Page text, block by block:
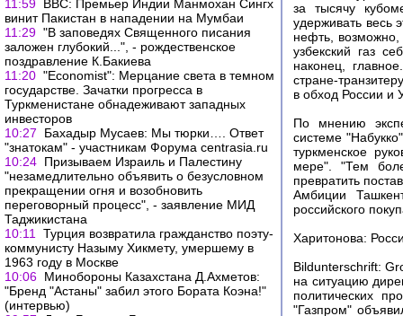
11:59 ВВС: Премьер Индии Манмохан Сингх
винит Пакистан в нападении на Мумбаи
11:29 "В заповедях Священного писания
заложен глубокий...", - рождественское
поздравление К.Бакиева
11:20 "Economist": Мерцание света в темном
государстве. Зачатки прогресса в
Туркменистане обнадеживают западных
инвесторов
10:27
Бахадыр Мусаев: Мы тюрки…. Ответ
"знатокам" - участникам Форума centrasia.ru
10:24 Призываем Израиль и Палестину
"незамедлительно объявить о безусловном
прекращении огня и возобновить
переговорный процесс", - заявление МИД
Таджикистана
10:11
Турция возвратила гражданство поэту-
коммунисту Назыму Хикмету, умершему в
1963 году в Москве
10:06 Минобороны Казахстана Д.Ахметов:
"Бренд "Астаны" забил этого Бората Коэна!"
(интервью)
за тысячу
удерживать весь
нефть, возможно,
узбекский газ
наконец,
стране-
в обход России и
По мнению
системе
туркменское
мере". "Тем
превратить
Амбиции
российского
Харитонова:
Bildunterschrift:
на ситуацию
политических
"Газпром"